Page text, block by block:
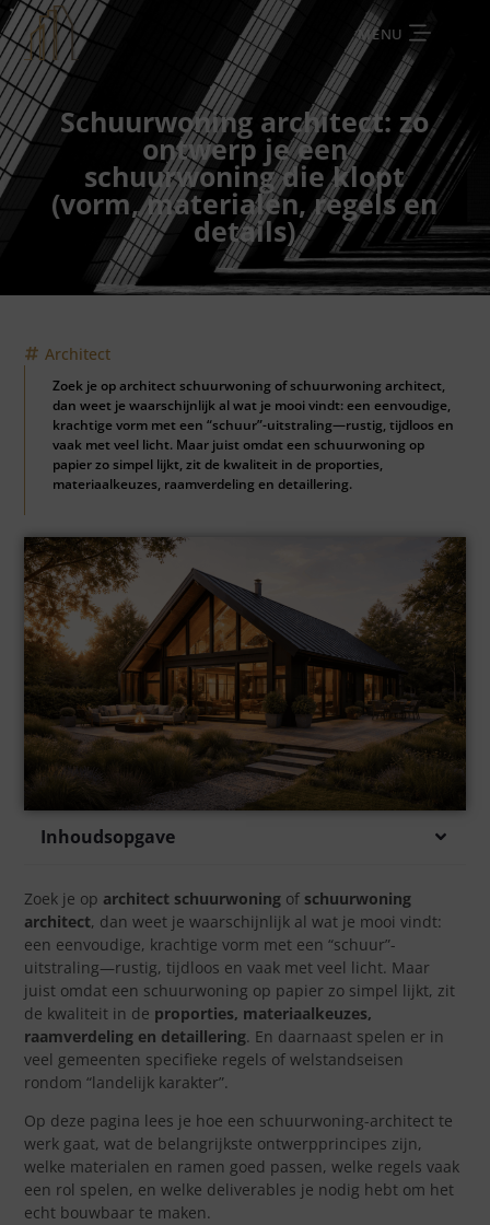
MENU
Schuurwoning architect: zo
ontwerp je een
schuurwoning die klopt
(vorm, materialen, regels en
details)
Architect
Zoek je op architect schuurwoning of schuurwoning architect,
dan weet je waarschijnlijk al wat je mooi vindt: een eenvoudige,
krachtige vorm met een “schuur”-uitstraling—rustig, tijdloos en
vaak met veel licht. Maar juist omdat een schuurwoning op
papier zo simpel lijkt, zit de kwaliteit in de proporties,
materiaalkeuzes, raamverdeling en detaillering.
Inhoudsopgave
Zoek je op architect schuurwoning of schuurwoning
architect, dan weet je waarschijnlijk al wat je mooi vindt:
een eenvoudige, krachtige vorm met een “schuur”-
uitstraling—rustig, tijdloos en vaak met veel licht. Maar
juist omdat een schuurwoning op papier zo simpel lijkt, zit
de kwaliteit in de proporties, materiaalkeuzes,
raamverdeling en detaillering. En daarnaast spelen er in
veel gemeenten specifieke regels of welstandseisen
rondom “landelijk karakter”.
Op deze pagina lees je hoe een schuurwoning-architect te
werk gaat, wat de belangrijkste ontwerpprincipes zijn,
welke materialen en ramen goed passen, welke regels vaak
een rol spelen, en welke deliverables je nodig hebt om het
echt bouwbaar te maken.